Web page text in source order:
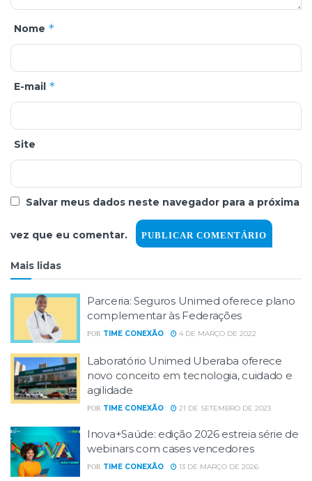
Nome *
E-mail *
Site
Salvar meus dados neste navegador para a próxima
vez que eu comentar.
Mais lidas
Parceria: Seguros Unimed oferece plano
complementar às Federações
POR TIME CONEXÃO 4 DE MARÇO DE 2022
Laboratório Unimed Uberaba oferece
novo conceito em tecnologia, cuidado e
agilidade
POR TIME CONEXÃO 21 DE SETEMBRO DE 2023
Inova+Saúde: edição 2026 estreia série de
webinars com cases vencedores
POR TIME CONEXÃO 13 DE MARÇO DE 2026